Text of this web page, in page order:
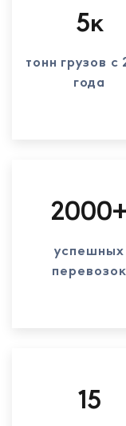
5к
тонн грузов с
года
2000+
успешных
перевозок
15